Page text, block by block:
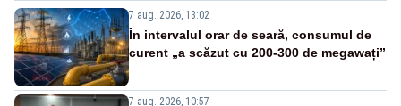
7 aug. 2026, 13:02
În intervalul orar de seară, consumul de
curent „a scăzut cu 200-300 de megawați”
7 aug. 2026, 10:57